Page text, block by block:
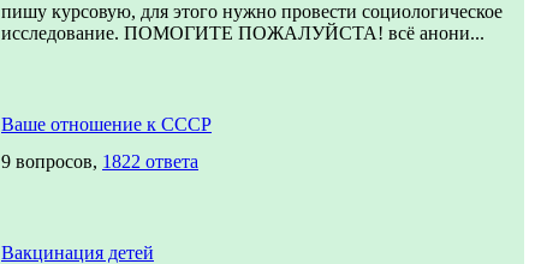
пишу курсовую, для этого нужно провести социологическое
исследование. ПОМОГИТЕ ПОЖАЛУЙСТА! всё анони...
Ваше отношение к СССР
9 вопросов, 1822 ответа
Вакцинация детей